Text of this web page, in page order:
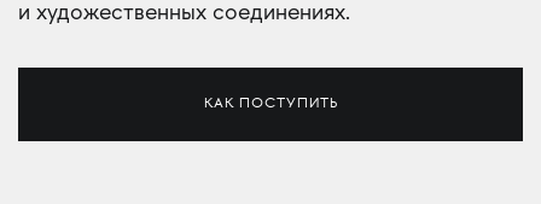
и художественных соединениях.
КАК ПОСТУПИТЬ